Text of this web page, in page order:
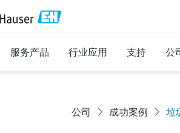
服务产品 行业应用 支持 公
公司 成功案例 垃